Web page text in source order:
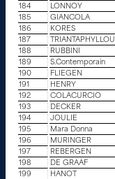
184
LONNOY
185
GIANCOLA
186
KORES
187
TRIANTAPHYLLOU
188
RUBBINI
189
S.Contemporain
190
FLIEGEN
191
HENRY
192
COLACURCIO
193
DECKER
194
JOULIE
195
Mara Donna
196
MURINGER
197
REBERGEN
198
DE GRAAF
199
HANOT